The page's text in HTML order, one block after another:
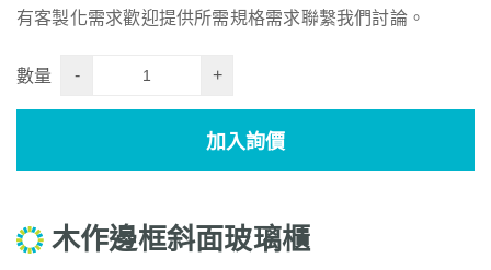
有客製化需求歡迎提供所需規格需求聯繫我們討論。
數量 - +
加入詢價
木作邊框斜面玻璃櫃